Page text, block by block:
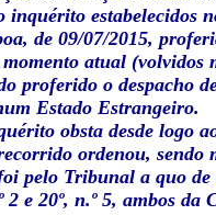
estabelecidos
de 09/07/2015,
atual (volvidos
proferido o despacho
Estado Estrangeiro.
obsta desde logo
ordenou, sendo
pelo Tribunal a quo
e 20º, n.º 5, ambos da